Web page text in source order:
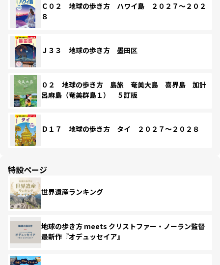
Ｃ０２ 地球の歩き方 ハワイ島 ２０２７～２０２
８
Ｊ３３ 地球の歩き方 墨田区
０２ 地球の歩き方 島旅 奄美大島 喜界島 加計
呂麻島（奄美群島１） ５訂版
Ｄ１７ 地球の歩き方 タイ ２０２７～２０２８
特設ページ
世界遺産ランキング
地球の歩き方 meets クリストファー・ノーラン監督
最新作『オデュッセイア』